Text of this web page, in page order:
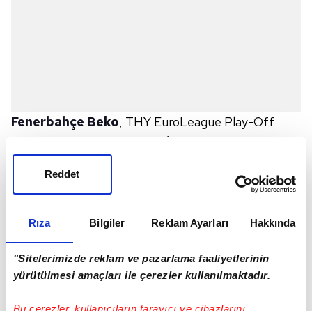
Rıza Bilgiler Reklam Ayarları Hakkında
"Sitelerimizde reklam ve pazarlama faaliyetlerinin
yürütülmesi amaçları ile çerezler kullanılmaktadır.
Reddet
Fenerbahçe Beko, THY EuroLeague Play-Off
Yunanistan
ile deplasmanda karşı karşıya geliyor.
Müsabakanın canlı skoruna haberimizden
ulaşabilirsiniz...
OLYMPIAKOS - FENERBAHÇE BEKO CANLI:
Olympiakos 20-15 Fenerbahçe Beko (İlk çeyrek
sonucu)
Olympiakos 44-33 Fenerbahçe Beko (İkinci
çeyrek sonucu)